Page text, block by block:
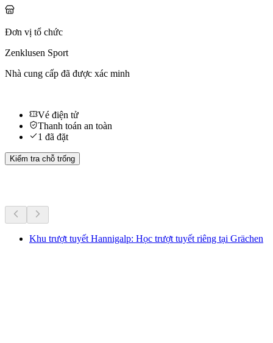
Đơn vị tổ chức
Zenklusen Sport
Nhà cung cấp đã được xác minh
Vé điện tử
Thanh toán an toàn
1 đã đặt
Kiểm tra chỗ trống
Khu trượt tuyết Hannigalp: Học trượt tuyết riêng tại Grächen